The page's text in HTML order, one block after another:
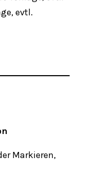
evtl.
Markieren,